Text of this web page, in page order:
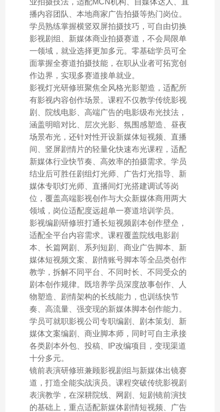
业拍摄技法，适配MCN机构、自媒体达人、直
播内容团队、本地商家广告拍摄等热门岗位。
学员熟练掌握横竖双屏拍摄技巧，可自由切换
影视剧组、新媒体商业拍摄赛道，不会局限单
一领域，就业选择更加多元。零基础学员可全
面掌握全赛道拍摄技能，在职从业者可拓宽创
作边界，实现多赛道接单就业。
影视灯光研修班聚焦全风格光影塑造，适配所
有影视内容创作场景。课程不仅教学传统影视
剧、院线电影、高端广告的电影级布光技法，
涵盖明暗对比、层次光影、氛围感塑造、昼夜
场景布光，还针对性开设新媒体短视频、直播
间、竖屏剧情片的轻量化快速布光课程，适配
新媒体行业快节奏、高效率的拍摄需求。学员
结业后可胜任剧组灯光师、广告灯光指导、新
媒体专职灯光师、直播间灯光搭建调试等岗
位，覆盖高端影视创作与大众新媒体商用两大
领域，岗位适配度远超单一赛道培训学员。
影视编剧研修班打通长短视频剧本创作壁垒，
适配全平台内容需求。课程覆盖院线电影剧
本、长篇网剧、系列短剧、商业广告脚本、新
媒体短视频文案、剧情账号脚本等全品类创作
教学，拆解不同平台、不同时长、不同受众的
剧本创作规律。既培养学员深度故事创作、人
物塑造、剧情架构的长线能力，也训练快节
奏、高流量、强变现的新媒体脚本创作能力。
学员可就职影视公司专职编剧、剧本策划、新
媒体文案编剧、商业脚本师，同时可自主承接
各类剧本外包、投稿、IP改编项目，变现渠道
十分多元。
镜前表演研修班兼顾影视剧组与新媒体出镜赛
道，打造全能实战演员。课程突破传统影视剧
表演教学，在深耕院线、网剧、短剧镜前演技
的基础上，重点适配新媒体剧情短视频、广告